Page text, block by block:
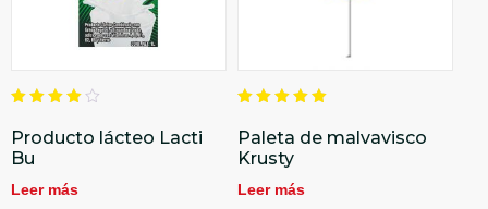
en
4.00
de 5
Producto lácteo Lacti
Bu
Leer más
en
5.00
de 5
Paleta de malvavisco
Krusty
Leer más